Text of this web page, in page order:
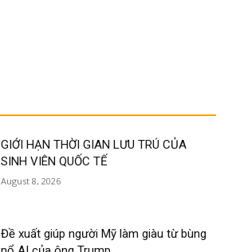
GIỚI HẠN THỜI GIAN LƯU TRÚ CỦA
SINH VIÊN QUỐC TẾ
August 8, 2026
Đề xuất giúp người Mỹ làm giàu từ bùng